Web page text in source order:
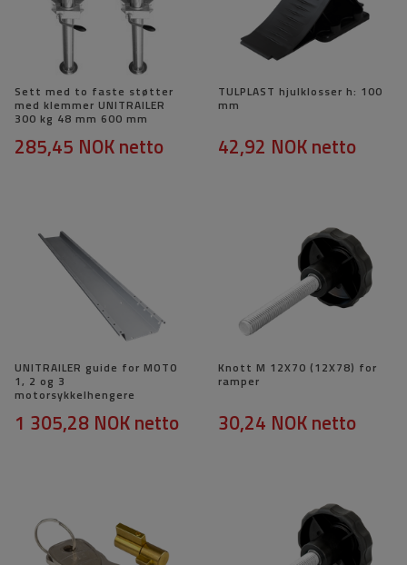
Sett med to faste støtter
med klemmer UNITRAILER
300 kg 48 mm 600 mm
285,45 NOKnetto
TULPLAST hjulklosser h: 100
mm
42,92 NOKnetto
UNITRAILER guide for MOTO
1, 2 og 3
motorsykkelhengere
1 305,28 NOKnetto
Knott M 12X70 (12X78) for
ramper
30,24 NOKnetto